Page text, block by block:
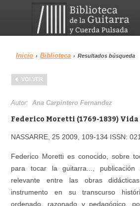
Menu
Biblioteca
Área personal
Inicio › Biblioteca › Resultados búsqueda
VOLVER
Autor:Ana Carpintero Fernandez
Federico Moretti (1769-1839)
NASSARRE, 25 2009, 109-134 ISSN:
Federico Moretti es conocido, sobre
para tocar la guitarra...,
relevante entre las obras
instrumento en su transcurso
ordenado, razonado y pedagógico,